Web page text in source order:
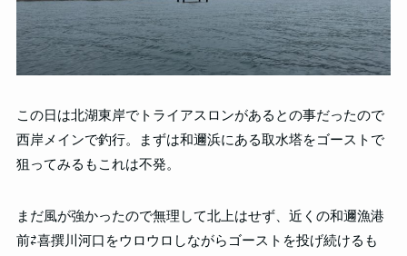
この日は北湖東岸でトライアスロンがあるとの事だったので
西岸メインで釣行。まずは和邇浜にある取水塔をゴーストで
狙ってみるもこれは不発。
まだ風が強かったので無理して北上はせず、近くの和邇漁港
前⇄喜撰川河口をウロウロしながらゴーストを投げ続けるも